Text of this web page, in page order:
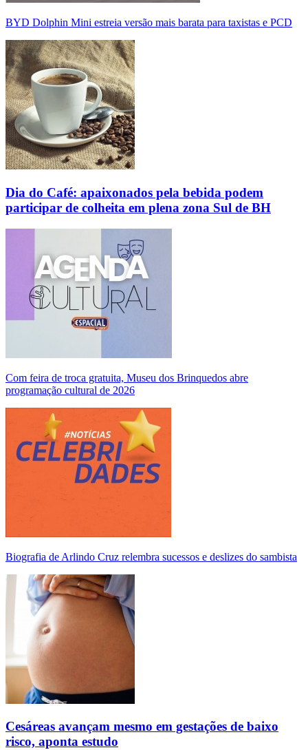
BYD Dolphin Mini estreia versão mais barata para taxistas e PCD
Dia do Café: apaixonados pela bebida podem
participar de colheita em plena zona Sul de BH
Com feira de troca gratuita, Museu dos Brinquedos abre
programação cultural de 2026
Biografia de Arlindo Cruz relembra sucessos e deslizes do sambista
Cesáreas avançam mesmo em gestações de baixo
risco, aponta estudo